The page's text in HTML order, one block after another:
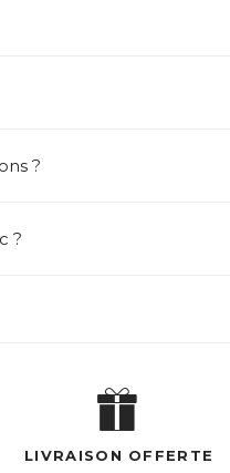
?
?
LIVRAISON OFFERTE